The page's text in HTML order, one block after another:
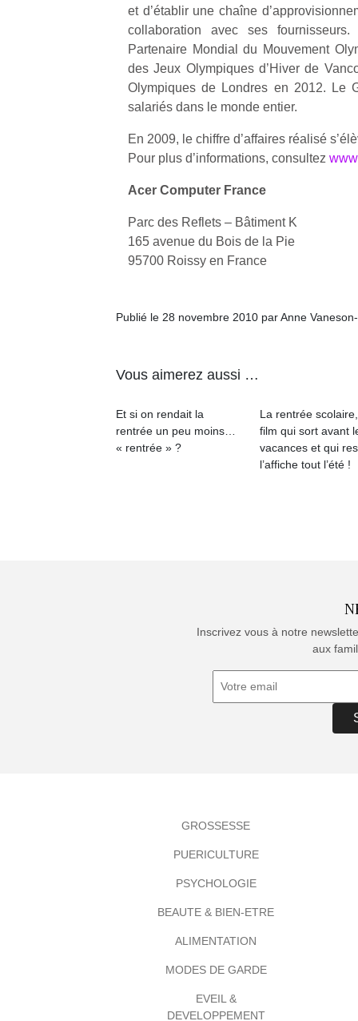
et d’établir une chaîne
collaboration avec ses
Partenaire Mondial du Mouvement
des Jeux Olympiques d’Hiver de
Olympiques de Londres en 2012. Le
salariés dans le monde entier.
En 2009, le chiffre d’affaires réalisé
Pour plus d’informations, consultez
Acer Computer France
Parc des Reflets – Bâtiment K
165 avenue du Bois de la Pie
95700 Roissy en France
Publié le 28 novembre 2010 par Anne
Vous aimerez aussi …
Et si on rendait la
rentrée un peu moins…
« rentrée » ?
La rentrée
film qui sort avant
vacances et qui
l’affiche tout l’été !
Inscrivez vous à notre
aux
GROSSESSE
PUERICULTURE
PSYCHOLOGIE
BEAUTE & BIEN-ETRE
ALIMENTATION
MODES DE GARDE
EVEIL &
DEVELOPPEMENT